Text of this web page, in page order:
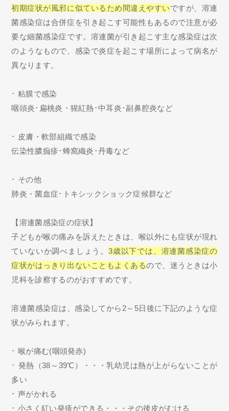
初期症状が風邪に似ているため間違えやすいですが、溶連
菌感染症は合併症を引き起こす可能性もあるので注意が必
要な細菌感染症です。溶連菌が引き起こす主な感染症は次
のようなもので、感染で炎症を起こす場所によって病名が
異なります。
･ 粘膜で感染
咽頭炎･扁桃炎・猩紅熱･中耳炎･副鼻腔炎など
･ 皮膚・軟部組織で感染
伝染性膿痂疹･蜂窩織炎･丹毒など
･ その他
肺炎・菌血症･トキシックショック症候群など
【溶連菌感染症の症状】
子どもが喉の痛みを訴えたときは、喉以外にも症状が現れ
ていないか調べましょう。 3歳以下では、溶連菌感染症の
症状がはっきり出ないこともよくあるので、迷うときは小
児科を診察するのがおすすめです。
溶連菌感染症は、感染してから2～5日後に下記のような症
状がみられます。
･ 喉が痛む(咽頭発赤)
･ 発熱（38～39℃）・・・乳幼児は熱が上がらないことが
多い
･ 声がかれる
･ 小さく紅い発疹ができる・・・その後皮がむける